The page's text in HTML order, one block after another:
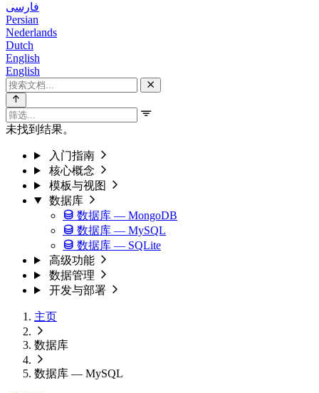
فارسی
Persian
Nederlands
Dutch
English
English
未找到结果。
入门指南
核心概念
模板与视图
数据库
数据库 — MongoDB
数据库 — MySQL
数据库 — SQLite
高级功能
数据管理
开发与部署
主页
数据库
数据库 — MySQL